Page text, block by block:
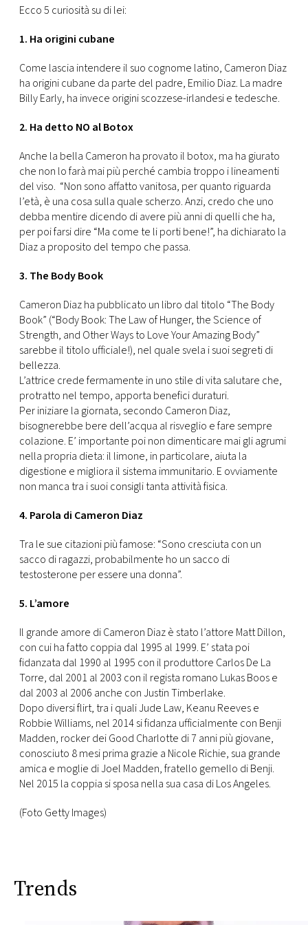
CONSIGLIA
Ecco 5 curiosità su di lei:
1. Ha origini cubane
Come lascia intendere il suo cognome latino, Cameron Diaz
ha origini cubane da parte del padre, Emilio Diaz. La madre
Billy Early, ha invece origini scozzese-irlandesi e tedesche.
2. Ha detto NO al Botox
Anche la bella Cameron ha provato il botox, ma ha giurato
che non lo farà mai più perché cambia troppo i lineamenti
del viso. “Non sono affatto vanitosa, per quanto riguarda
l’età, è una cosa sulla quale scherzo. Anzi, credo che uno
debba mentire dicendo di avere più anni di quelli che ha,
per poi farsi dire “Ma come te li porti bene!”, ha dichiarato la
Diaz a proposito del tempo che passa.
3. The Body Book
Cameron Diaz ha pubblicato un libro dal titolo “The Body
Book” (“Body Book: The Law of Hunger, the Science of
Strength, and Other Ways to Love Your Amazing Body”
sarebbe il titolo ufficiale!), nel quale svela i suoi segreti di
bellezza.
L’attrice crede fermamente in uno stile di vita salutare che,
protratto nel tempo, apporta benefici duraturi.
Per iniziare la giornata, secondo Cameron Diaz,
bisognerebbe bere dell’acqua al risveglio e fare sempre
colazione. E’ importante poi non dimenticare mai gli agrumi
nella propria dieta: il limone, in particolare, aiuta la
digestione e migliora il sistema immunitario. E ovviamente
non manca tra i suoi consigli tanta attività fisica.
4. Parola di Cameron Diaz
Tra le sue citazioni più famose: “Sono cresciuta con un
sacco di ragazzi, probabilmente ho un sacco di
testosterone per essere una donna”.
5. L’amore
Il grande amore di Cameron Diaz è stato l’attore Matt Dillon,
con cui ha fatto coppia dal 1995 al 1999. E’ stata poi
fidanzata dal 1990 al 1995 con il produttore Carlos De La
Torre, dal 2001 al 2003 con il regista romano Lukas Boos e
dal 2003 al 2006 anche con Justin Timberlake.
Dopo diversi flirt, tra i quali Jude Law, Keanu Reeves e
Robbie Williams, nel 2014 si fidanza ufficialmente con Benji
Madden, rocker dei Good Charlotte di 7 anni più giovane,
conosciuto 8 mesi prima grazie a Nicole Richie, sua grande
amica e moglie di Joel Madden, fratello gemello di Benji.
Nel 2015 la coppia si sposa nella sua casa di Los Angeles.
(Foto Getty Images)
Trends